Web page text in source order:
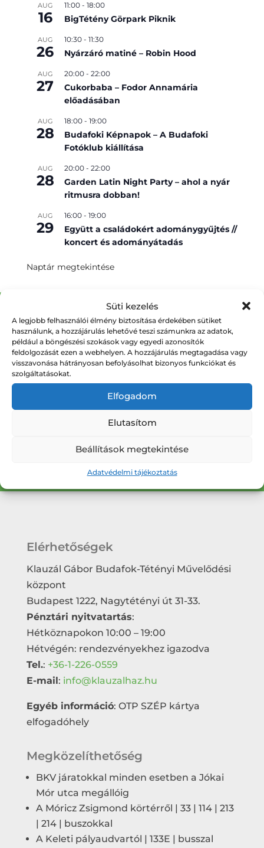
Süti kezelés
A legjobb felhasználói élmény biztosítása érdekében sütiket
használunk, a hozzájárulás lehetővé teszi számunkra az adatok,
például a böngészési szokások vagy egyedi azonosítók
feldolgozását ezen a webhelyen. A hozzájárulás megtagadása vagy
visszavonása hátrányosan befolyásolhat bizonyos funkciókat és
szolgáltatásokat.
Elfogadom
Elutasítom
Beállítások megtekintése
Adatvédelmi tájékoztatás
AUG
16
11:00- 18:00
BigTétény Görpark Piknik
AUG
26
10:30- 11:30
Nyárzáró matiné – Robin Hood
AUG
27
20:00- 22:00
Cukorbaba – Fodor Annamária
előadásában
AUG
28
18:00- 19:00
Budafoki Képnapok – A Budafoki
Fotóklub kiállítása
AUG
28
20:00- 22:00
Garden Latin Night Party – ahol a nyár
ritmusra dobban!
AUG
29
16:00- 19:00
Együtt a családokért adománygyűjtés //
koncert és adományátadás
Naptár megtekintése
Kultúronline Hírlevél
Iratkozzon fel hírlevelünkre, hogy értesüljön
az új programjainkról.
Hírlevél feliratkozás
Elérhetőségek
Klauzál Gábor Budafok-Tétényi Művelődési
központ
Budapest 1222, Nagytétényi út 31-33.
Pénztári nyitvatartás:
Hétköznapokon 10:00 – 19:00
Hétvégén: rendezvényekhez igazodva
Tel.: +36-1-226-0559
E-mail : info@klauzalhaz.hu
Egyéb információ: OTP SZÉP kártya
elfogadóhely
Megközelíthetőség
BKV járatokkal minden esetben a Jókai
Mór utca megállóig
A Móricz Zsigmond körtérről | 33 | 114 | 213
| 214 | buszokkal
A Keleti pályaudvartól | 133E | busszal